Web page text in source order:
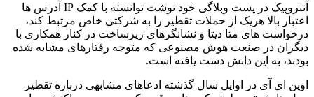
آنتروپیک در پست وبلاگی خود نوشت توانسته با کمک IP آدرس ها
اعتبار بالا هریک از حملات تقطیر را به شرکتی خاص مرتبط کند،
درخواست های متا دیتا و نشانگرهای زیرساخت در کنار همکاری با
دیگران در صنعت هوش مصنوعی که متوجه رفتارهای مشابه شده
بودند، به این دانش دست یافته است.
اوپن ای آی در اوایل سال گذشته ادعاهای مشابهی درباره تقطیر